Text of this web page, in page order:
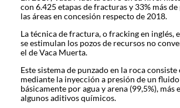
con 6.425 etapas de fracturas y 33% más
las áreas en concesión respecto de 2018.
La técnica de fractura, o fracking en inglés,
se estimulan los pozos de recursos no
el de Vaca Muerta.
Este sistema de punzado en la roca
mediante la inyección a presión de un
básicamente por agua y arena (99,5%), más
algunos aditivos químicos.